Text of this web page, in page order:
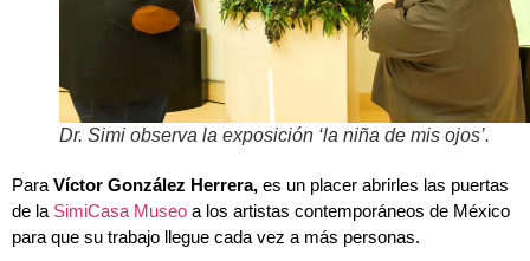
Dr. Simi observa la exposición ‘la niña de mis ojos’.
Para Víctor González Herrera, es un placer abrirles las puertas
de la SimiCasa Museo a los artistas contemporáneos de México
para que su trabajo llegue cada vez a más personas.